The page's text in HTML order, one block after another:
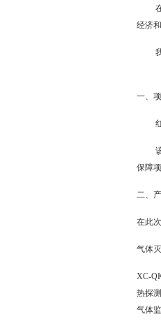
经济
一、
保障
二、
在此
气体
XC-
热探
气体